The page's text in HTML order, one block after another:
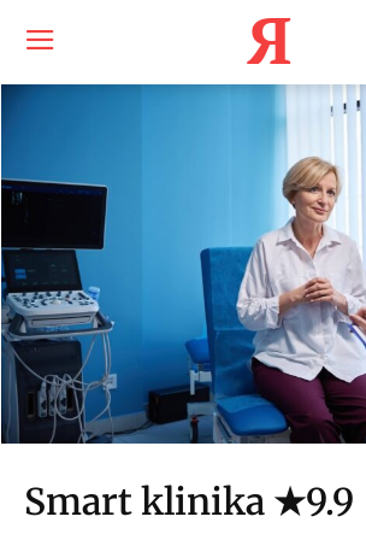
Я
Smart klinika ★9.9